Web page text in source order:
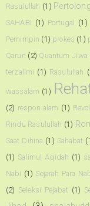
Rasulullah (1)
SAHABI (1) Portugal (1)
Pemimpin (1) prokes (1)
Qarun (2) Quantum Jiwa
terzalimi (1) Rasulullah
wassalam (1)
(2) respon alam (1)
Rindu Rasulullah (1)
Saat Dihina (1) Sahabat
(1) Salimul Aqidah (1)
Nabi (1) Sejarah Para
(2) Seleksi Pejabat (1)